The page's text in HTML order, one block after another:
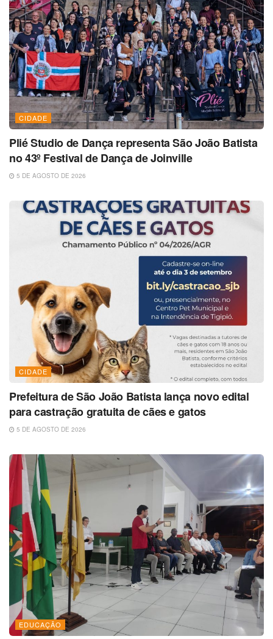
CIDADE
Plié Studio de Dança representa São João Batista
no 43º Festival de Dança de Joinville
5 DE AGOSTO DE 2026
CIDADE
Prefeitura de São João Batista lança novo edital
para castração gratuita de cães e gatos
5 DE AGOSTO DE 2026
EDUCAÇÃO